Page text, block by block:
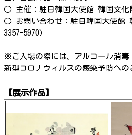
○ 主催：駐日韓国大使館 韓国文化
○ お問い合わせ：駐日韓国大使館
3357-5970）
※ご入場の際には、アルコール消毒
新型コロナウィルスの感染予防への
【展示作品】